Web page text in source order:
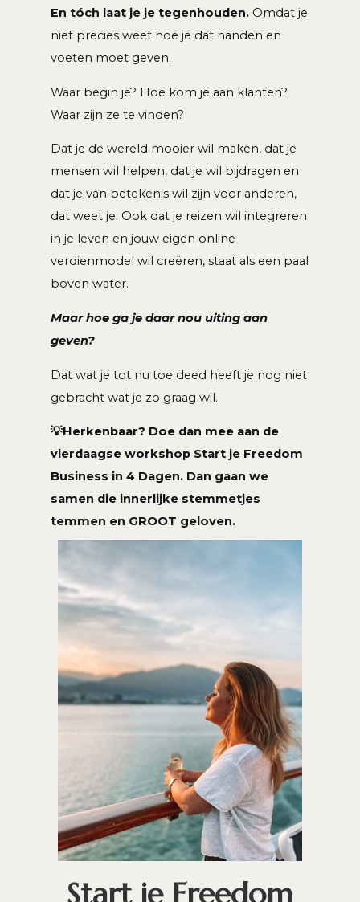
En tóch laat je je tegenhouden.Omdat je
niet precies weet hoe je dat handen en
voeten moet geven.
Waar begin je? Hoe kom je aan klanten?
Waar zijn ze te vinden?
Dat je de wereld mooier wil maken, dat je
mensen wil helpen, dat je wil bijdragen en
dat je van betekenis wil zijn voor anderen,
dat weet je. Ook dat je reizen wil integreren
in je leven en jouw eigen online
verdienmodel wil creëren, staat als een paal
boven water.
Maar hoe ga je daar nou uiting aan
geven?
Dat wat je tot nu toe deed heeft je nog niet
gebracht wat je zo graag wil.
💡Herkenbaar? Doe dan mee aan de
vierdaagse workshop Start je Freedom
Business in 4 Dagen. Dan gaan we
samen die innerlijke stemmetjes
temmen en GROOT geloven.
Start je Freedom